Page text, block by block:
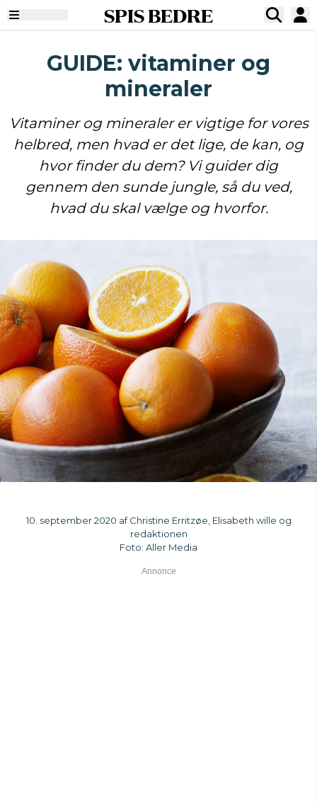
SPIS BEDRE
GUIDE: vitaminer og
mineraler
Vitaminer og mineraler er vigtige for vores
helbred, men hvad er det lige, de kan, og
hvor finder du dem? Vi guider dig
gennem den sunde jungle, så du ved,
hvad du skal vælge og hvorfor.
10. september 2020 af Christine Erritzøe, Elisabeth wille og
redaktionen
Foto: Aller Media